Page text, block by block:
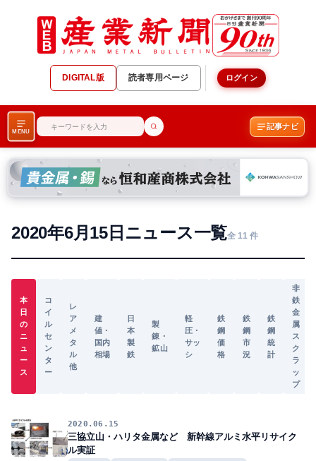
DIGITAL版 読者専用ページ ログイン
MENU
記事ナビ
2020年6月15日ニュース一覧全 11 件
本
日
の
ニ
ュ
ー
ス
コ
イ
ル
セ
ン
タ
ー
レ
ア
メ
タ
ル
他
建
値・
国内
相場
日
本
製
鉄
製
錬・
鉱山
軽
圧・
サッ
シ
鉄
鋼
価
格
鉄
鋼
市
況
鉄
鋼
統
計
非
鉄
金
属
ス
ク
ラ
ッ
プ
2020.06.15
三協立山・ハリタ金属など 新幹線アルミ水平リサイク
ル実証